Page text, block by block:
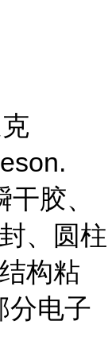
胶、
、圆柱
构粘
分电子